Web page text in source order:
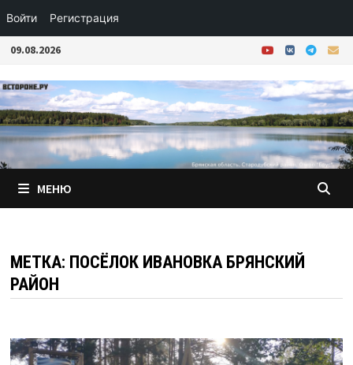
Войти Регистрация
Перейти
содержимому
09.08.2026
МЕНЮ
МЕТКА: ПОСЁЛОК ИВАНОВКА БРЯНСКИЙ
РАЙОН